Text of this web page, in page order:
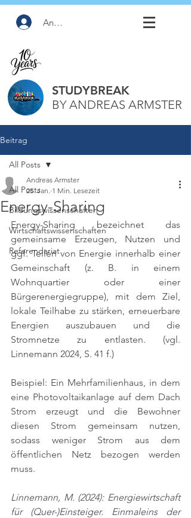
Anmelden
STUDYBREAK
BY ANDREAS ARMSTER
Beitrag
All Posts
Bildungswissenschaften
Wirtschaftswissenschaften
Referendariat
All Posts
Energy-Sharing
Andreas Armster
25. Jan. 1 Min. Lesezeit
Energy-Sharing bezeichnet das
gemeinsame Erzeugen, Nutzen und
ggf. Teilen von Energie innerhalb einer
Gemeinschaft (z. B. in einem
Wohnquartier oder einer
Bürgerenergiegruppe), mit dem Ziel,
lokale Teilhabe zu stärken, erneuerbare
Energien auszubauen und die
Stromnetze zu entlasten. (vgl.
Linnemann 2024, S. 41 f.)
Beispiel: Ein Mehrfamilienhaus, in dem
eine Photovoltaikanlage auf dem Dach
Strom erzeugt und die Bewohner
diesen Strom gemeinsam nutzen,
sodass weniger Strom aus dem
öffentlichen Netz bezogen werden
muss.
Linnemann, M. (2024): Energiewirtschaft
für (Quer-)Einsteiger. Einmaleins der